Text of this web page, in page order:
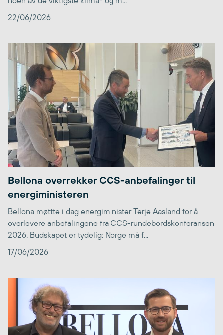
22/06/2026
Bellona overrekker CCS-anbefalinger til
energiministeren
Bellona møttte i dag energiminister Terje Aasland for å
overlevere anbefalingene fra CCS-rundebordskonferansen
2026. Budskapet er tydelig: Norge må f...
17/06/2026